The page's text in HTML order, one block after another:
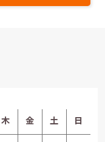
木 金 土 日